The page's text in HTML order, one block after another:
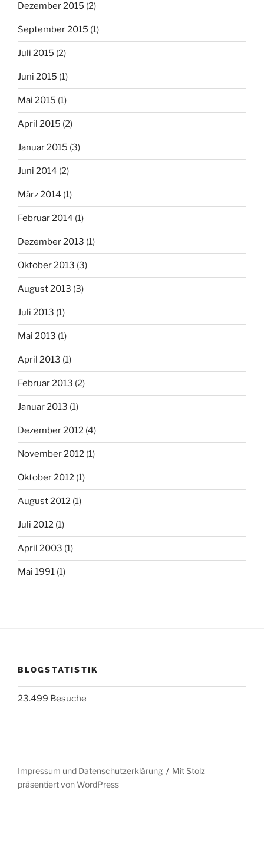
Dezember 2015 (2)
September 2015 (1)
Juli 2015 (2)
Juni 2015 (1)
Mai 2015 (1)
April 2015 (2)
Januar 2015 (3)
Juni 2014 (2)
März 2014 (1)
Februar 2014 (1)
Dezember 2013 (1)
Oktober 2013 (3)
August 2013 (3)
Juli 2013 (1)
Mai 2013 (1)
April 2013 (1)
Februar 2013 (2)
Januar 2013 (1)
Dezember 2012 (4)
November 2012 (1)
Oktober 2012 (1)
August 2012 (1)
Juli 2012 (1)
April 2003 (1)
Mai 1991 (1)
BLOGSTATISTIK
23.499 Besuche
Impressum und Datenschutzerklärung
Mit Stolz
präsentiert von WordPress